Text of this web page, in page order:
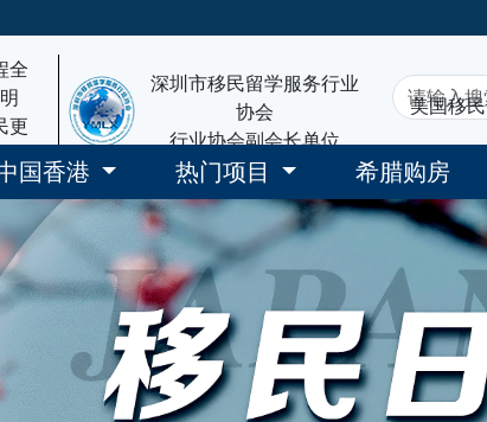
全
更
深圳市移民留学服务行业
协会
行业协会副会长单位
美国移民
国香港 热门项目 希腊购房